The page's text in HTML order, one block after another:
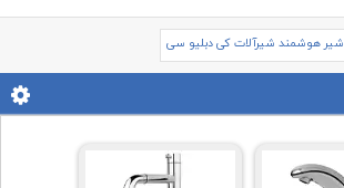
شیر هوشمند شیرآلات کی دبلیو سی